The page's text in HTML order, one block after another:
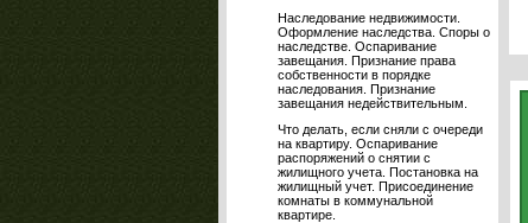
Наследование недвижимости.
Оформление наследства. Споры о
наследстве. Оспаривание
завещания. Признание права
собственности в порядке
наследования. Признание
завещания недействительным.
Что делать, если сняли с очереди
на квартиру. Оспаривание
распоряжений о снятии с
жилищного учета. Постановка на
жилищный учет. Присоединение
комнаты в коммунальной
квартире.